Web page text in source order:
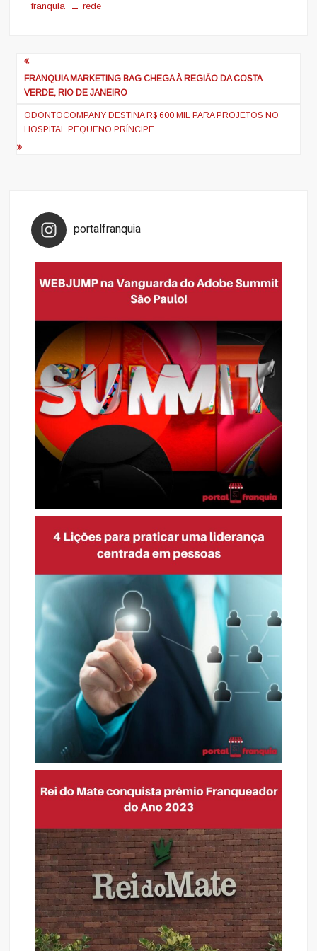
franquia
rede
Navegação
de
Post
FRANQUIA MARKETING BAG CHEGA À REGIÃO DA COSTA
VERDE, RIO DE JANEIRO
ODONTOCOMPANY DESTINA R$ 600 MIL PARA PROJETOS NO
HOSPITAL PEQUENO PRÍNCIPE
portalfranquia